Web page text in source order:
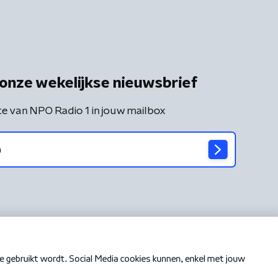
wekelijkse nieuwsbrief
van NPO Radio 1 in jouw mailbox